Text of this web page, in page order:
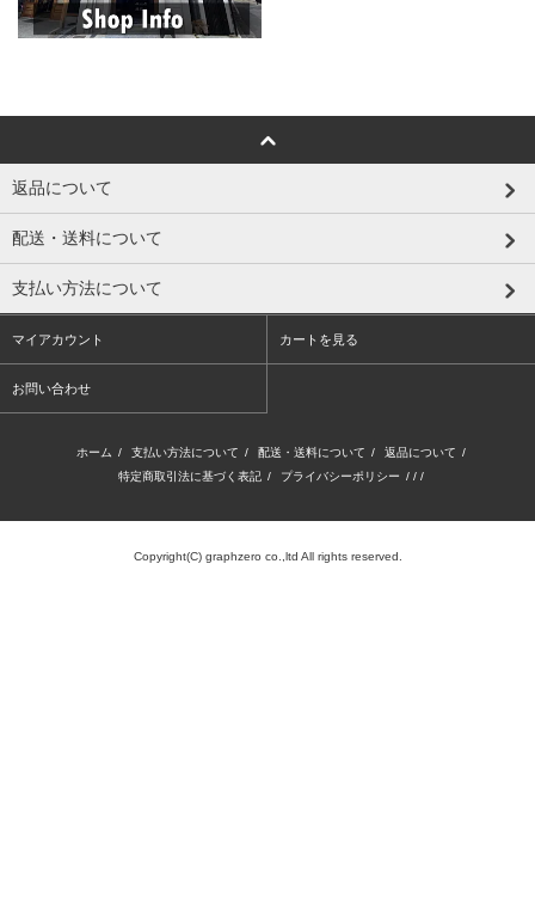
返品について
配送・送料について
支払い方法について
マイアカウント カートを見る
お問い合わせ
ホーム / 支払い方法について / 配送・送料について / 返品について /
特定商取引法に基づく表記 / プライバシーポリシー / / /
Copyright(C) graphzero co.,ltd All rights reserved.